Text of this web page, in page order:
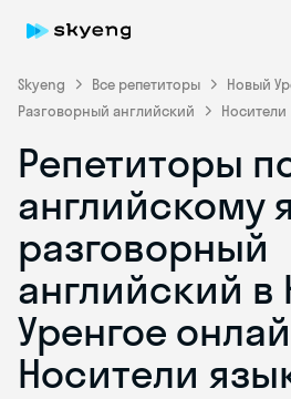
Skyeng Все репетиторы
Новый
Разговорный английский
Носители
Репетиторы
английскому
разговорный
английский в
Уренгое
Носители
Skyeng Chat